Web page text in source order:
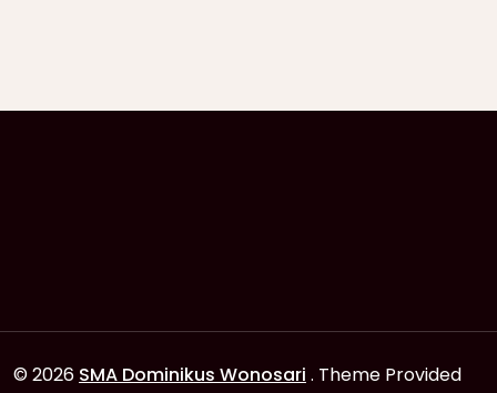
© 2026 SMA Dominikus Wonosari . Theme Provided